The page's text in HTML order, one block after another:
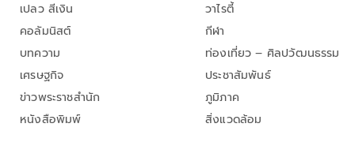
เปลว สีเงิน
คอลัมนิสต์
บทความ
เศรษฐกิจ
ข่าวพระราชสำนัก
หนังสือพิมพ์
วาไรตี้
กีฬา
ท่องเที่ยว – ศิลปวัฒนธรรม
ประชาสัมพันธ์
ภูมิภาค
สิ่งแวดล้อม